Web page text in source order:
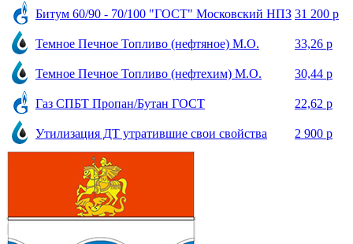
Битум 60/90 - 70/100 "ГОСТ" Московский НПЗ 31 200 р
Темное Печное Топливо (нефтяное) М.О. 33,26 р
Темное Печное Топливо (нефтехим) М.О. 30,44 р
Газ СПБТ Пропан/Бутан ГОСТ 22,62 р
Утилизация ДТ утратившие свои свойства 2 900 р